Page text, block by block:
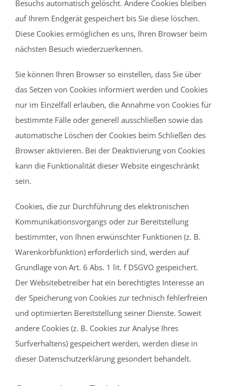
Besuchs automatisch gelöscht. Andere Cookies bleiben
auf Ihrem Endgerät gespeichert bis Sie diese löschen.
Diese Cookies ermöglichen es uns, Ihren Browser beim
nächsten Besuch wiederzuerkennen.
Sie können Ihren Browser so einstellen, dass Sie über
das Setzen von Cookies informiert werden und Cookies
nur im Einzelfall erlauben, die Annahme von Cookies für
bestimmte Fälle oder generell ausschließen sowie das
automatische Löschen der Cookies beim Schließen des
Browser aktivieren. Bei der Deaktivierung von Cookies
kann die Funktionalität dieser Website eingeschränkt
sein.
Cookies, die zur Durchführung des elektronischen
Kommunikationsvorgangs oder zur Bereitstellung
bestimmter, von Ihnen erwünschter Funktionen (z. B.
Warenkorbfunktion) erforderlich sind, werden auf
Grundlage von Art. 6 Abs. 1 lit. f DSGVO gespeichert.
Der Websitebetreiber hat ein berechtigtes Interesse an
der Speicherung von Cookies zur technisch fehlerfreien
und optimierten Bereitstellung seiner Dienste. Soweit
andere Cookies (z. B. Cookies zur Analyse Ihres
Surfverhaltens) gespeichert werden, werden diese in
dieser Datenschutzerklärung gesondert behandelt.